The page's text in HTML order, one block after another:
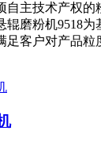
自主技术产权
辊磨粉机9518
足客户对产品